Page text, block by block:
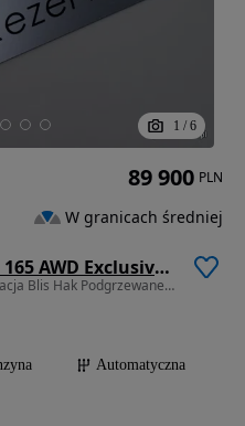
1 / 6
Mazda CX-5 e-SKYACTIV-G 165 AWD Exclusive-Line
1998 cm3 • 165 KM • Kamera Nawigacja Blis Hak Podgrzewane fotele i kierownica
Automatyczna
89 900 PLN
W granicach średniej